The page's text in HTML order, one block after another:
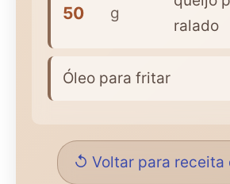
50 g
ralado
Óleo para fritar
↺ Voltar para receita